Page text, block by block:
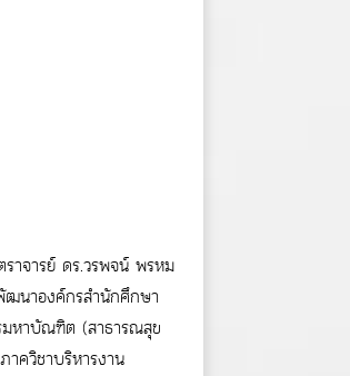
าจารย์ ดร.วรพจน์ พรหม
ฒนาองค์กรสำนักศึกษา
มหาบัณฑิต (สาธารณสุข
าควิชาบริหารงาน